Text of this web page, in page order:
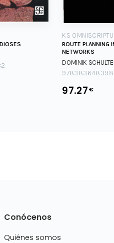
KS
ROUTE PLANNING
NETWORKS
DOMINIK
97.27€
Conócenos
Quiénes somos